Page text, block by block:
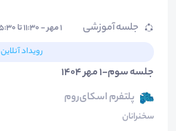
جلسه آموزشی
۱ مهر - ۱۱:۳۰ تا ۱۵:۳۰
رویداد آنلاین
جلسه سوم-1 مهر 1404
پلتفرم اسکای‌روم
سخنرانان